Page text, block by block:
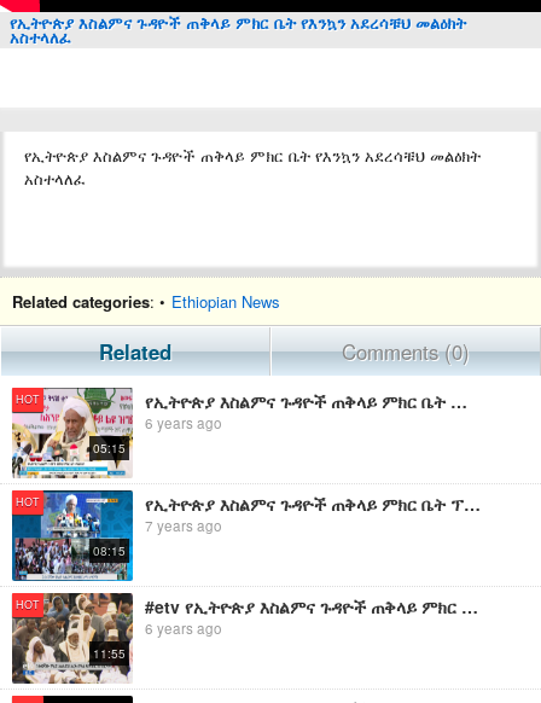
የኢትዮጵያ እስልምና ጉዳዮች ጠቅላይ ምክር ቤት የእንኳን አደረሳቹህ መልዕክት
አስተላለፈ
የኢትዮጵያ እስልምና ጉዳዮች ጠቅላይ ምክር ቤት የእንኳን አደረሳቹህ መልዕክት
አስተላለፈ
Related categories: • Ethiopian News
Related Comments (0)
HOT
05:15
የኢትዮጵያ እስልምና ጉዳዮች ጠቅላይ ምክር ቤት መልዕክት
6 years ago
HOT
08:15
የኢትዮጵያ እስልምና ጉዳዮች ጠቅላይ ምክር ቤት ፕሬዚዳንት የኢድ መልዕክት
7 years ago
HOT
11:55
#etv የኢትዮጵያ እስልምና ጉዳዮች ጠቅላይ ምክር ቤት ፕሬዚዳንት ተወካይ ሼህ ሰዒድ አህመድ ሙስጠፋ መልዕክት
6 years ago